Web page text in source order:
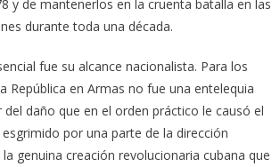
y de mantenerlos en la cruenta batalla en las
durante toda una década.
fue su alcance nacionalista. Para los
República en Armas no fue una entelequia
del daño que en el orden práctico le causó el
por una parte de la dirección
genuina creación revolucionaria cubana que